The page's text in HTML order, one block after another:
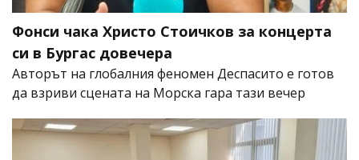
Фонси чака Христо Стоичков за концерта
си в Бургас довечера
Авторът на глобалния феномен Деспасито е готов
да взриви сцената на Морска гара тази вечер